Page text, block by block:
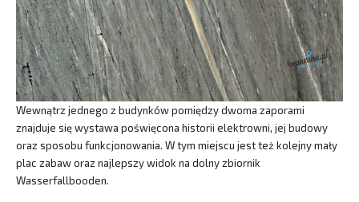
Wewnątrz jednego z budynków pomiędzy dwoma zaporami
znajduje się wystawa poświęcona historii elektrowni, jej budowy
oraz sposobu funkcjonowania. W tym miejscu jest też kolejny mały
plac zabaw oraz najlepszy widok na dolny zbiornik
Wasserfallbooden.